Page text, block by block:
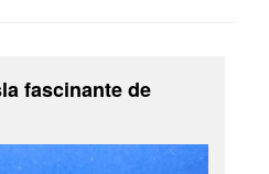
fascinante de